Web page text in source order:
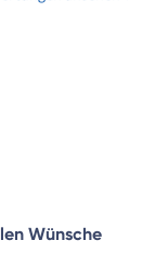
Man sagte uns am
Wünsche